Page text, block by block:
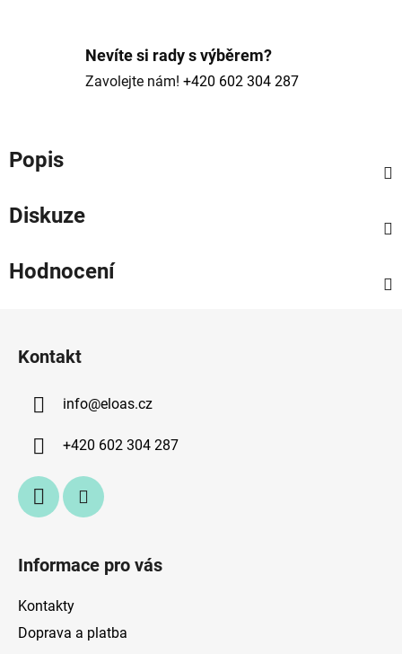
Nevíte si rady s výběrem?
Zavolejte nám! +420 602 304 287
Popis
Diskuze
Hodnocení
Kontakt
info@eloas.cz
+420 602 304 287
Informace pro vás
Kontakty
Doprava a platba